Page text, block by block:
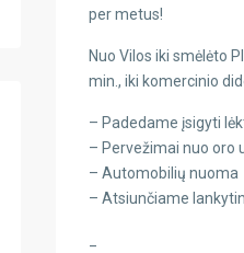
per metus!
Nuo Vilos iki smėlėto
min., iki komercinio
– Padedame įsigyti
– Pervežimai nuo oro
– Automobilių nuoma
– Atsiunčiame